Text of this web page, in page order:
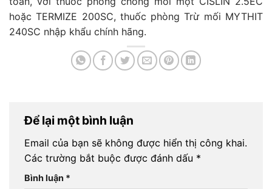
hoặc TERMIZE 200SC, thuốc phòng Trừ mối MYTHIT
240SC nhập khẩu chính hãng.
Để lại một bình luận
Email của bạn sẽ không được hiển thị công khai.
Các trường bắt buộc được đánh dấu *
Bình luận *